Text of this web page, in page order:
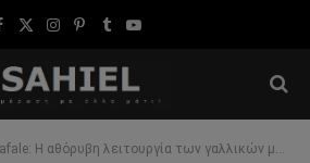
X
Instagram
Pinterest
TumblrYouTube
Η αθόρυβη λειτουργία των γαλλικών μαχητικών που δεν αφήνει ελπίδες στα τουρκικά F16